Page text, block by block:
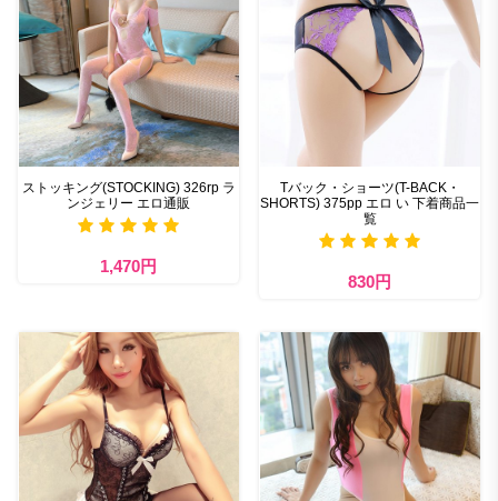
ストッキング(STOCKING) 326rp ラ
ンジェリー エロ通販
1,470円
Tバック・ショーツ(T-BACK・
SHORTS) 375pp エロ い 下着商品一
覧
830円